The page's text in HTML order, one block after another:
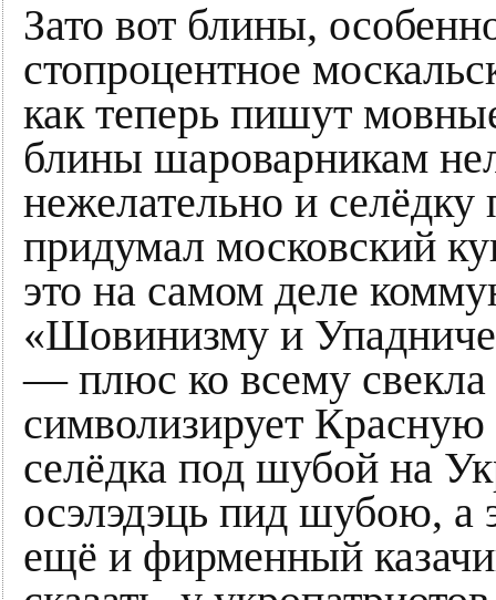
Зато вот блины,
стопроцентное
как теперь пишут
блины шароварникам
нежелательно и
придумал московский
это на самом деле
«Шовинизму и
— плюс ко всему свекла
символизирует
селёдка под шубой на
осэлэдэць пид шубою, а
ещё и фирменный